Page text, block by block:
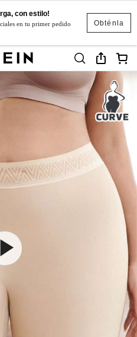
Obténla
con estilo!
en tu primer pedido